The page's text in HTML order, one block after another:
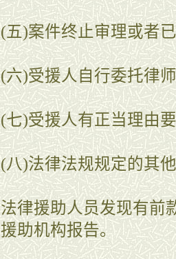
(五)案件终止审理或者
(六)受援人自行委托律
(七)受援人有正当理由
(八)法律法规规定的其
法律援助人员发现有前
援助机构报告。